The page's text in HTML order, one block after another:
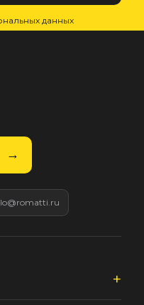
данных